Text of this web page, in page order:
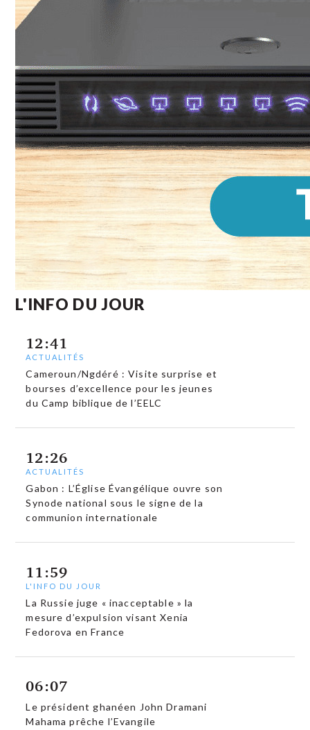
L'INFO DU JOUR
12:41
ACTUALITÉS
Cameroun/Ngdéré : Visite surprise et
bourses d’excellence pour les jeunes
du Camp biblique de l’EELC
12:26
ACTUALITÉS
Gabon : L’Église Évangélique ouvre son
Synode national sous le signe de la
communion internationale
11:59
L'INFO DU JOUR
La Russie juge « inacceptable » la
mesure d’expulsion visant Xenia
Fedorova en France
06:07
Le président ghanéen John Dramani
Mahama prêche l’Evangile